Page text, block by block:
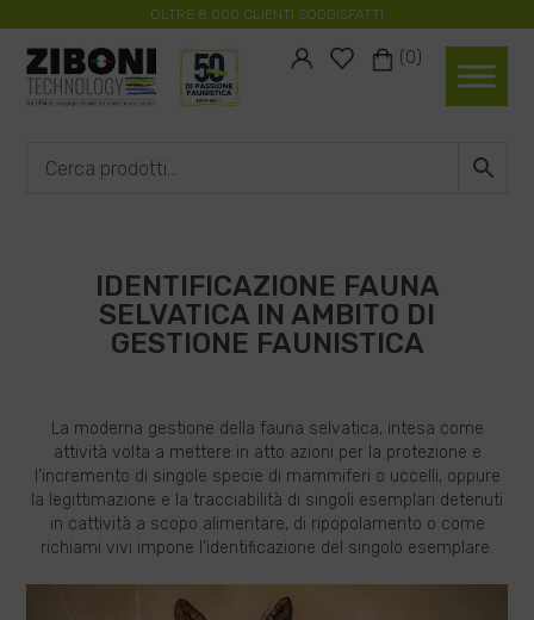
OLTRE 8.000 CLIENTI SODDISFATTI
# # (0)
IDENTIFICAZIONE FAUNA
SELVATICA IN AMBITO DI
GESTIONE FAUNISTICA
La moderna gestione della fauna selvatica, intesa come
attività volta a mettere in atto azioni per la protezione e
l’incremento di singole specie di mammiferi o uccelli, oppure
la legittimazione e la tracciabilità di singoli esemplari detenuti
in cattività a scopo alimentare, di ripopolamento o come
richiami vivi impone l’identificazione del singolo esemplare.